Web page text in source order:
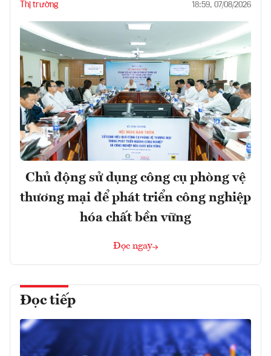
Thị trường 18:59, 07/08/2026
Chủ động sử dụng công cụ phòng vệ
thương mại để phát triển công nghiệp
hóa chất bền vững
Đọc ngay
Đọc tiếp